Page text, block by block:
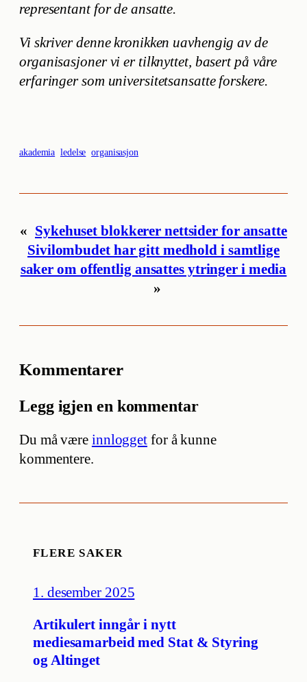
representant for de ansatte.
Vi skriver denne kronikken uavhengig av de
organisasjoner vi er tilknyttet, basert på våre
erfaringer som universitetsansatte forskere.
akademia ledelse organisasjon
« Sykehuset blokkerer nettsider for ansatte
Sivilombudet har gitt medhold i samtlige
saker om offentlig ansattes ytringer i media
»
Kommentarer
Legg igjen en kommentar
Du må være innlogget for å kunne
kommentere.
FLERE SAKER
1. desember 2025
Artikulert inngår i nytt
mediesamarbeid med Stat & Styring
og Altinget